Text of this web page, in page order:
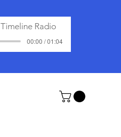
Timeline Radio
00:00 / 01:04